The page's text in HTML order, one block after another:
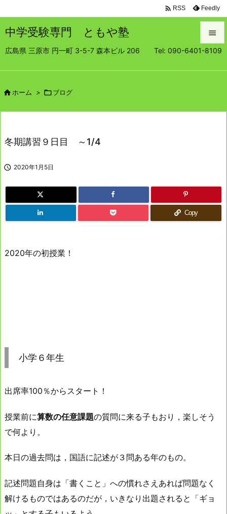
中学受験専門 ともや塾
広島県 三原市 円一町 3-5-7 森本ビル 206 Tel: 090-6401-8109


 RSS Feedly
 ホーム > ブログ
冬期講習９日目 ～1/4
 2020年1月5日
Copy
2020年の初授業！
小学６年生
出席率100％からスタート！
授業前に算数の任意課題の質問に来る子もおり，楽しそう
で何より。
本日の過去問は，国語に記述が３問ある年のもの。
記述問題自身は「書くこと」への慣れさえあれば問題なく
解けるものではあるのだが，いきなり出題されると「ギョ